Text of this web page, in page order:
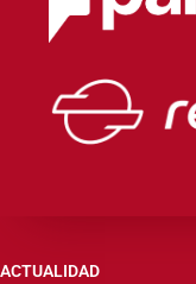
ACTUALIDAD